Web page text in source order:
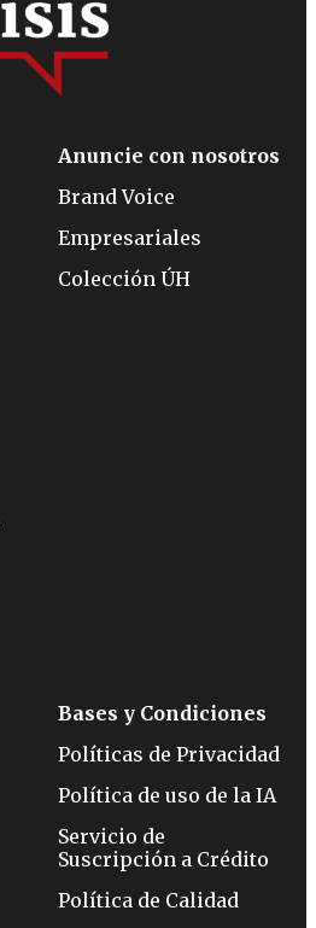
Anuncie con nosotros
Brand Voice
Empresariales
Colección ÚH
Bases y Condiciones
Políticas de Privacidad
Política de uso de la IA
Servicio de
Suscripción a Crédito
Política de Calidad